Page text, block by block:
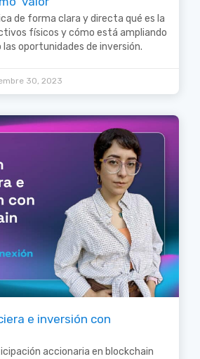
de forma clara y directa qué es la
físicos y cómo está ampliando
oportunidades de inversión.
30, 2023
e inversión con
accionaria en blockchain